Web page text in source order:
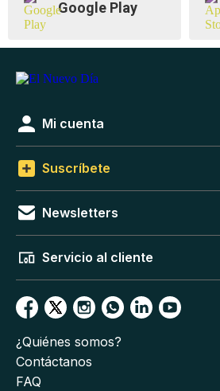
Google Play
Mi cuenta
Suscríbete
Newsletters
Servicio al cliente
¿Quiénes somos?
Contáctanos
FAQ